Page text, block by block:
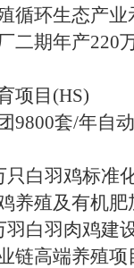
循环生态产业
二期年产220
项目(HS)
9800套/年自
白羽鸡标准
养殖及有机肥
白羽肉鸡建
链高端养殖项